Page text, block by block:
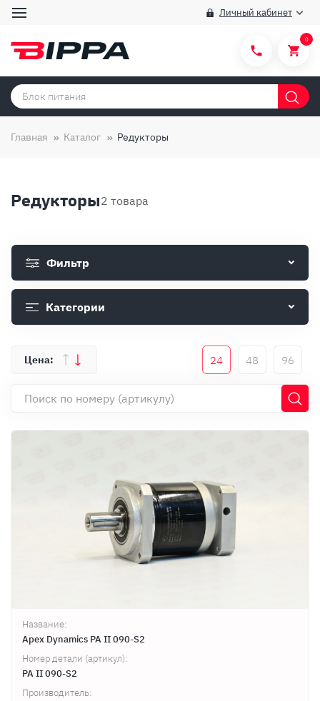
Личный кабинет
Категории товаров
Вопросы и ответы
Отзывы
Доставка
Оплата
Контакты
0
Главная Каталог Редукторы
Редукторы2 товара
Фильтр
Категории
24 48 96
Название:
Apex Dynamics PA II 090-S2
Номер детали (артикул):
PA II 090-S2
Производитель: